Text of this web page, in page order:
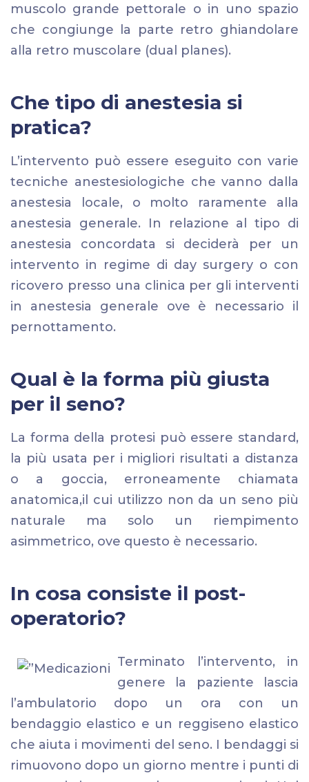
muscolo grande pettorale o in uno spazio
che congiunge la parte retro ghiandolare
alla retro muscolare (dual planes).
Che tipo di anestesia si
pratica?
L’intervento può essere eseguito con varie
tecniche anestesiologiche che vanno dalla
anestesia locale, o molto raramente alla
anestesia generale. In relazione al tipo di
anestesia concordata si deciderà per un
intervento in regime di day surgery o con
ricovero presso una clinica per gli interventi
in anestesia generale ove è necessario il
pernottamento.
Qual è la forma più giusta
per il seno?
La forma della protesi può essere standard,
la più usata per i migliori risultati a distanza
o a goccia, erroneamente chiamata
anatomica,il cui utilizzo non da un seno più
naturale ma solo un riempimento
asimmetrico, ove questo è necessario.
In cosa consiste il post-
operatorio?
Terminato l’intervento, in
genere la paziente lascia
l’ambulatorio dopo un ora con un
bendaggio elastico e un reggiseno elastico
che aiuta i movimenti del seno. I bendaggi si
rimuovono dopo un giorno mentre i punti di